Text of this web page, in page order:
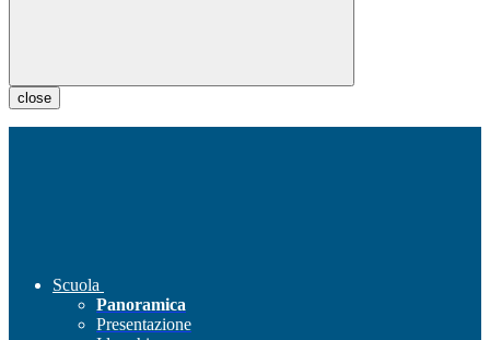
close
Scuola
Panoramica
Presentazione